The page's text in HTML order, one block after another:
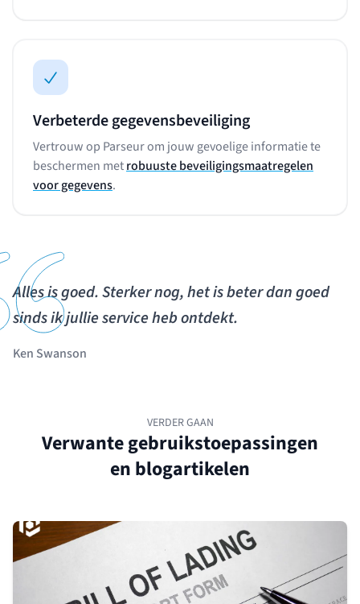
Verbeterde gegevensbeveiliging
Vertrouw op Parseur om jouw gevoelige informatie te
beschermen metrobuuste beveiligingsmaatregelen
voor gegevens.
Alles is goed. Sterker nog, het is beter dan goed
sinds ik jullie service heb ontdekt.
Ken Swanson
VERDER GAAN
Verwante gebruikstoepassingen
en blogartikelen